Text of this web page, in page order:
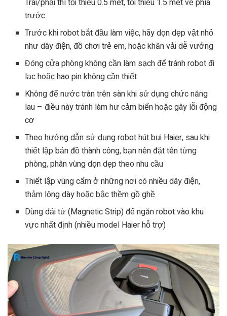
Trái/phải thì tối thiểu 0.5 mét, tối thiểu 1.5 mét về phía
trước
Trước khi robot bắt đầu làm việc, hãy dọn dẹp vật nhỏ
như dây điện, đồ chơi trẻ em, hoặc khăn vải dễ vướng
Đóng cửa phòng không cần làm sạch để tránh robot đi
lạc hoặc hao pin không cần thiết
Không để nước tràn trên sàn khi sử dụng chức năng
lau – điều này tránh làm hư cảm biến hoặc gây lỗi động
cơ
Theo hướng dẫn sử dụng robot hút bụi Haier, sau khi
thiết lập bản đồ thành công, bạn nên đặt tên từng
phòng, phân vùng dọn dẹp theo nhu cầu
Thiết lập vùng cấm ở những nơi có nhiều dây điện,
thảm lông dày hoặc bậc thềm gồ ghề
Dùng dải từ (Magnetic Strip) để ngăn robot vào khu
vực nhất định (nhiều model Haier hỗ trợ)